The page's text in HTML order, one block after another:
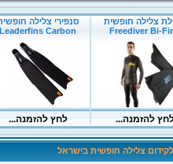
צלילה חופשית בישראל